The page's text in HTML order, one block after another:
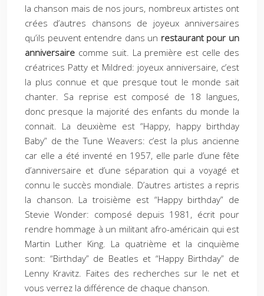
la chanson mais de nos jours, nombreux artistes ont
crées d’autres chansons de joyeux anniversaires
qu’ils peuvent entendre dans un restaurant pour un
anniversaire comme suit. La première est celle des
créatrices Patty et Mildred: joyeux anniversaire, c’est
la plus connue et que presque tout le monde sait
chanter. Sa reprise est composé de 18 langues,
donc presque la majorité des enfants du monde la
connait. La deuxième est “Happy, happy birthday
Baby” de the Tune Weavers: c’est la plus ancienne
car elle a été inventé en 1957, elle parle d’une fête
d’anniversaire et d’une séparation qui a voyagé et
connu le succès mondiale. D’autres artistes a repris
la chanson. La troisième est “Happy birthday” de
Stevie Wonder: composé depuis 1981, écrit pour
rendre hommage à un militant afro-américain qui est
Martin Luther King. La quatrième et la cinquième
sont: “Birthday” de Beatles et “Happy Birthday” de
Lenny Kravitz. Faites des recherches sur le net et
vous verrez la différence de chaque chanson.